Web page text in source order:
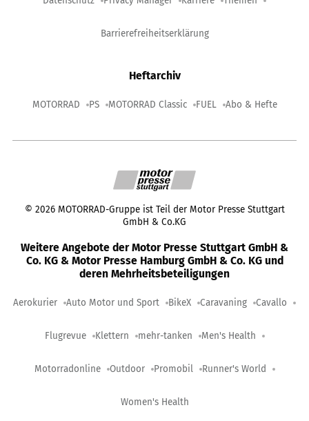
Barrierefreiheitserklärung
Heftarchiv
MOTORRAD PS MOTORRAD Classic FUEL Abo & Hefte
© 2026 MOTORRAD-Gruppe ist Teil der Motor Presse Stuttgart
GmbH & Co.KG
Weitere Angebote der Motor Presse Stuttgart GmbH &
Co. KG & Motor Presse Hamburg GmbH & Co. KG und
deren Mehrheitsbeteiligungen
Aerokurier Auto Motor und Sport BikeX Caravaning Cavallo
Flugrevue Klettern mehr-tanken Men's Health
Motorradonline Outdoor Promobil Runner's World
Women's Health